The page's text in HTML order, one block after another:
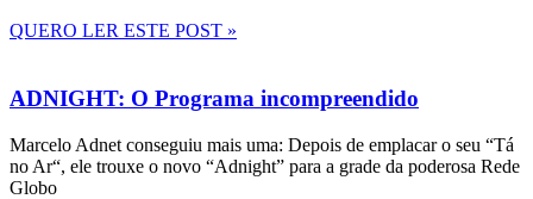
QUERO LER ESTE POST »
ADNIGHT: O Programa incompreendido
Marcelo Adnet conseguiu mais uma: Depois de emplacar o seu “Tá
no Ar“, ele trouxe o novo “Adnight” para a grade da poderosa Rede
Globo